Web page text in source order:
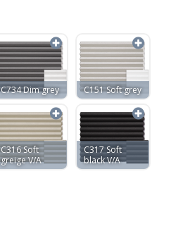
C734 Dim grey C151 Soft grey
C316 Soft
greige V/A
C317 Soft
black V/A